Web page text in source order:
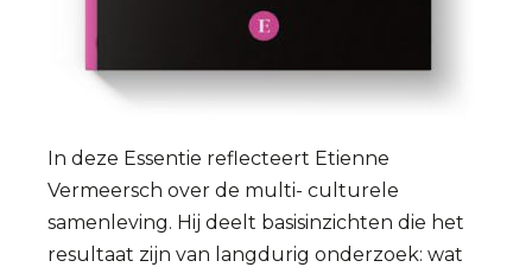
In deze Essentie reflecteert Etienne
Vermeersch over de multi- culturele
samenleving. Hij deelt basisinzichten die het
resultaat zijn van langdurig onderzoek: wat